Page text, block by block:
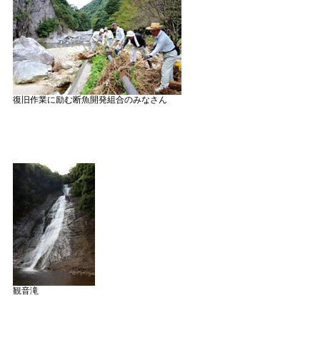
復旧作業に励む断魚開発組合のみなさん
観音滝